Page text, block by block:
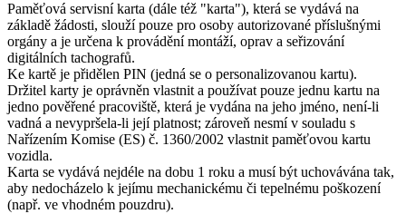
Paměťová servisní karta (dále též "karta"), která se vydává na
základě žádosti, slouží pouze pro osoby autorizované příslušnými
orgány a je určena k provádění montáží, oprav a seřizování
digitálních tachografů.
Ke kartě je přidělen PIN (jedná se o personalizovanou kartu).
Držitel karty je oprávněn vlastnit a používat pouze jednu kartu na
jedno pověřené pracoviště, která je vydána na jeho jméno, není-li
vadná a nevypršela-li její platnost; zároveň nesmí v souladu s
Nařízením Komise (ES) č. 1360/2002 vlastnit paměťovou kartu
vozidla.
Karta se vydává nejdéle na dobu 1 roku a musí být uchovávána tak,
aby nedocházelo k jejímu mechanickému či tepelnému poškození
(např. ve vhodném pouzdru).